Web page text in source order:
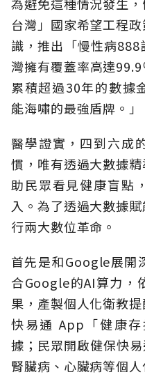
為避免這種情況發生
台灣」國家希望工程
識，推出「慢性病
灣擁有覆蓋率高達
累積超過30年的數據
能海嘯的最強盾牌。」
醫學證實，四到六成
慣，唯有透過大數據
助民眾看見健康盲點
入。為了透過大數據
行兩大數位革命。
首先是和Google展開
合Google的AI算力，
果，產製個人化衛教
快易通 App「健康
據；民眾開啟健保快
腎臟病、心臟病等個